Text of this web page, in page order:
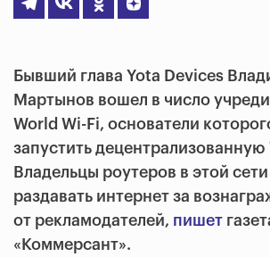
Бывший глава Yota Devices
Мартынов вошел в число
World Wi-Fi, основатели
запустить децентрализованную
Владельцы роутеров в этой
раздавать интернет за
от рекламодателей, пишет
«Коммерсант».